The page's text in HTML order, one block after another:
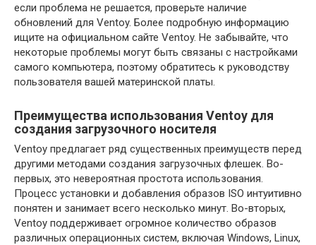
если проблема не решается, проверьте наличие
обновлений для Ventoy. Более подробную информацию
ищите на официальном сайте Ventoy. Не забывайте, что
некоторые проблемы могут быть связаны с настройками
самого компьютера, поэтому обратитесь к руководству
пользователя вашей материнской платы.
Преимущества использования Ventoy для
создания загрузочного носителя
Ventoy предлагает ряд существенных преимуществ перед
другими методами создания загрузочных флешек. Во-
первых, это невероятная простота использования.
Процесс установки и добавления образов ISO интуитивно
понятен и занимает всего несколько минут. Во-вторых,
Ventoy поддерживает огромное количество образов
различных операционных систем, включая Windows, Linux,